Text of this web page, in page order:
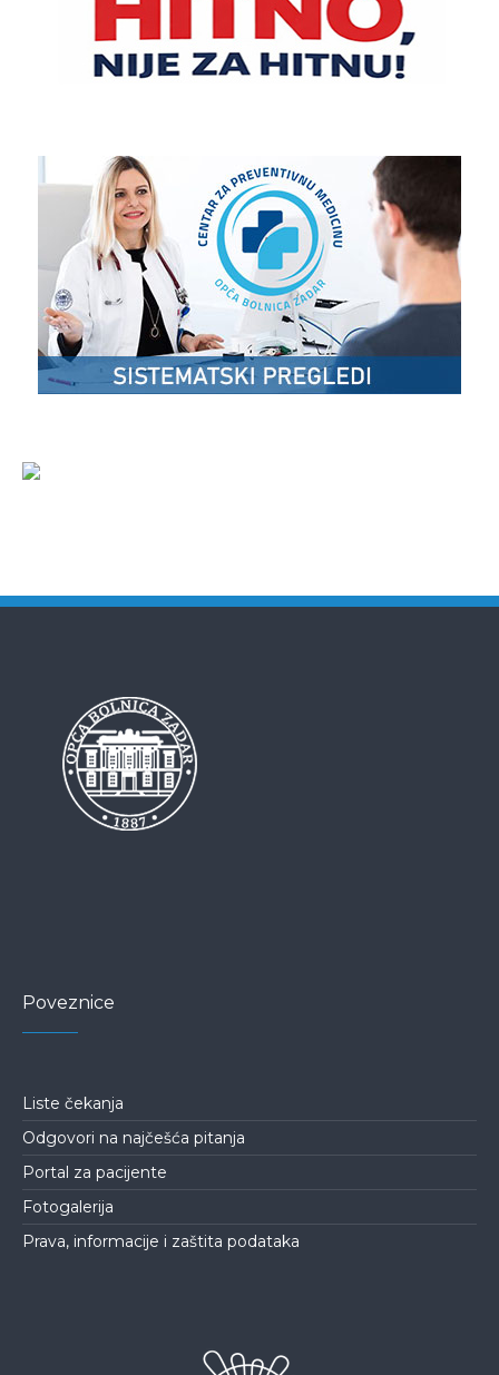
Poveznice
Liste čekanja
Odgovori na najčešća pitanja
Portal za pacijente
Fotogalerija
Prava, informacije i zaštita podataka